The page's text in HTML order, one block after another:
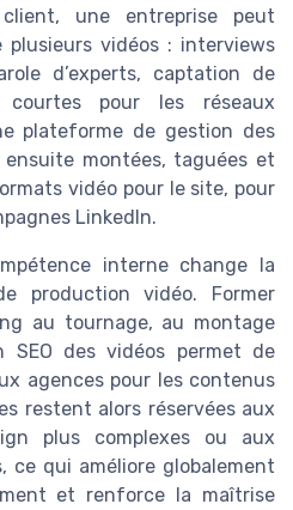
une entreprise peut
vidéos : interviews
d’experts, captation de
courtes pour les réseaux
plateforme de gestion des
montées, taguées et
vidéo pour le site, pour
LinkedIn.
interne change la
production vidéo. Former
au tournage, au montage
SEO des vidéos permet de
agences pour les contenus
restent alors réservées aux
plus complexes ou aux
ce qui améliore globalement
et renforce la maîtrise